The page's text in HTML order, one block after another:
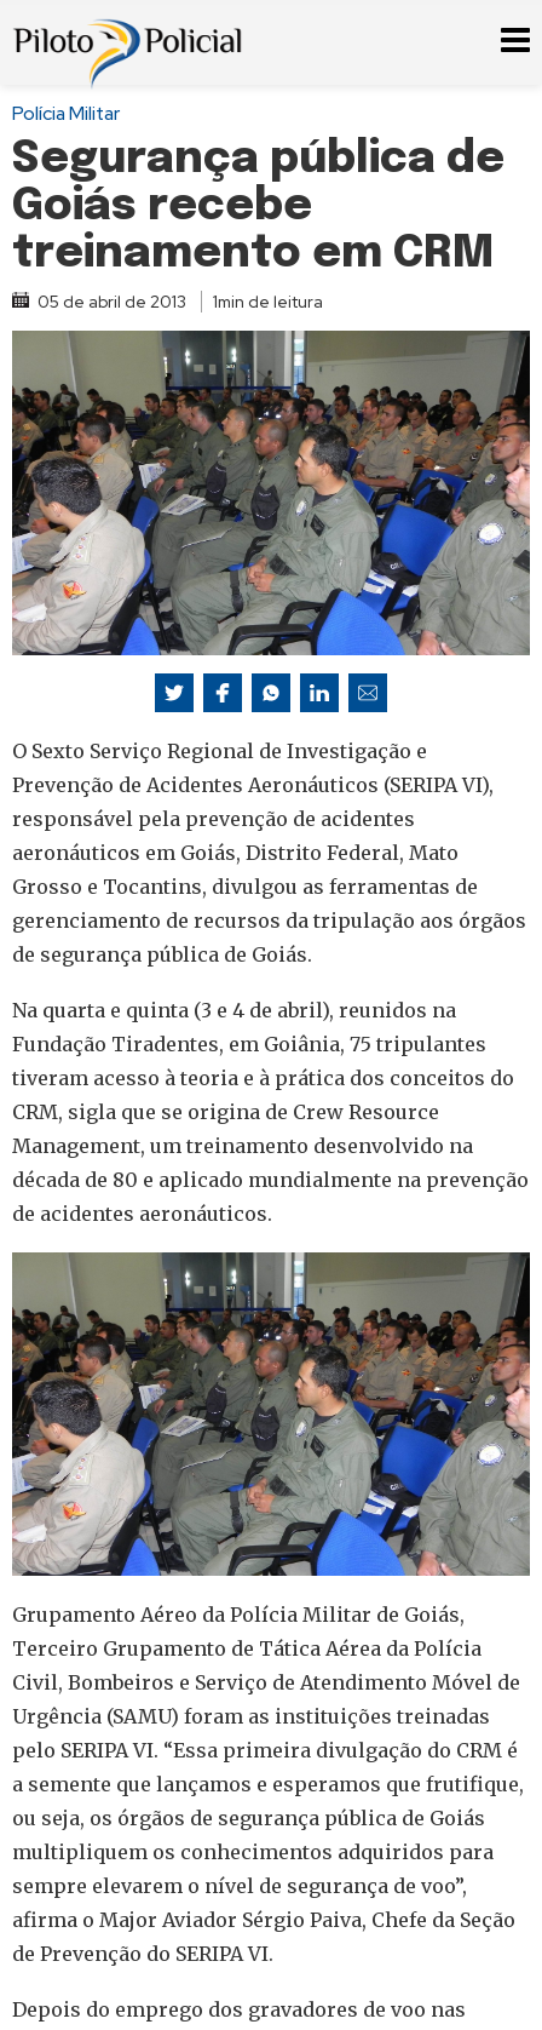
Polícia Militar
Segurança pública de
Goiás recebe
treinamento em CRM
05 de abril de 2013 1min de leitura
O Sexto Serviço Regional de Investigação e
Prevenção de Acidentes Aeronáuticos (SERIPA VI),
responsável pela prevenção de acidentes
aeronáuticos em Goiás, Distrito Federal, Mato
Grosso e Tocantins, divulgou as ferramentas de
gerenciamento de recursos da tripulação aos órgãos
de segurança pública de Goiás.
Na quarta e quinta (3 e 4 de abril), reunidos na
Fundação Tiradentes, em Goiânia, 75 tripulantes
tiveram acesso à teoria e à prática dos conceitos do
CRM, sigla que se origina de Crew Resource
Management, um treinamento desenvolvido na
década de 80 e aplicado mundialmente na prevenção
de acidentes aeronáuticos.
Grupamento Aéreo da Polícia Militar de Goiás,
Terceiro Grupamento de Tática Aérea da Polícia
Civil, Bombeiros e Serviço de Atendimento Móvel de
Urgência (SAMU) foram as instituições treinadas
pelo SERIPA VI. “Essa primeira divulgação do CRM é
a semente que lançamos e esperamos que frutifique,
ou seja, os órgãos de segurança pública de Goiás
multipliquem os conhecimentos adquiridos para
sempre elevarem o nível de segurança de voo”,
afirma o Major Aviador Sérgio Paiva, Chefe da Seção
de Prevenção do SERIPA VI.
Depois do emprego dos gravadores de voo nas